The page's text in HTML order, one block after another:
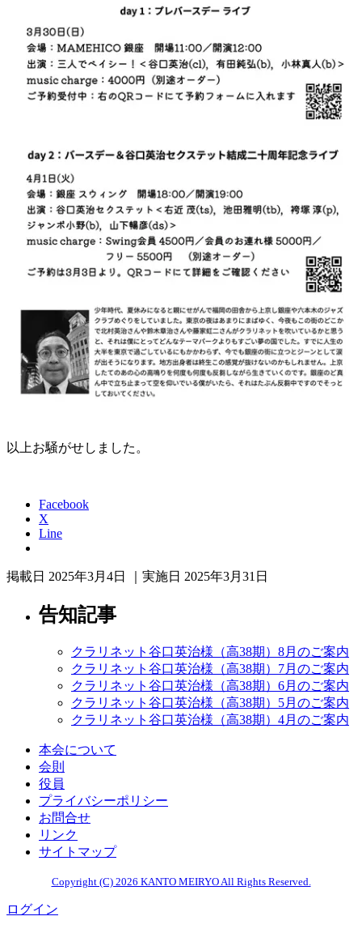
以上お騒がせしました。
Facebook
X
Line
掲載日 2025年3月4日 ｜実施日 2025年3月31日
告知記事
クラリネット谷口英治様（高38期）8月のご案内
クラリネット谷口英治様（高38期）7月のご案内
クラリネット谷口英治様（高38期）6月のご案内
クラリネット谷口英治様（高38期）5月のご案内
クラリネット谷口英治様（高38期）4月のご案内
本会について
会則
役員
プライバシーポリシー
お問合せ
リンク
サイトマップ
Copyright (C) 2026 KANTO MEIRYO All Rights Reserved.
ログイン